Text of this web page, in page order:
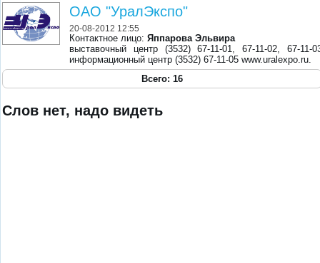
ОАО "УралЭкспо"
20-08-2012 12:55
Контактное лицо:Яппарова Эльвира
выставочный центр (3532) 67-11-01, 67-11-02, 67-11-
информационный центр (3532) 67-11-05 www.uralexpo.ru.
Всего: 16
Слов нет, надо видеть